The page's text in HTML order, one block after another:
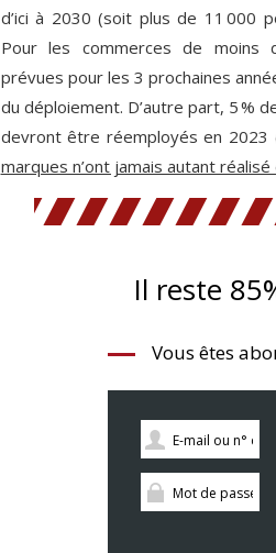
d’ici à 2030 (soit plus de 11 000
Pour les commerces de moins
prévues pour les 3 prochaines
du déploiement. D’autre part, 5 %
devront être réemployés en 2023
marques n’ont jamais autant
Il reste
Vous êtes